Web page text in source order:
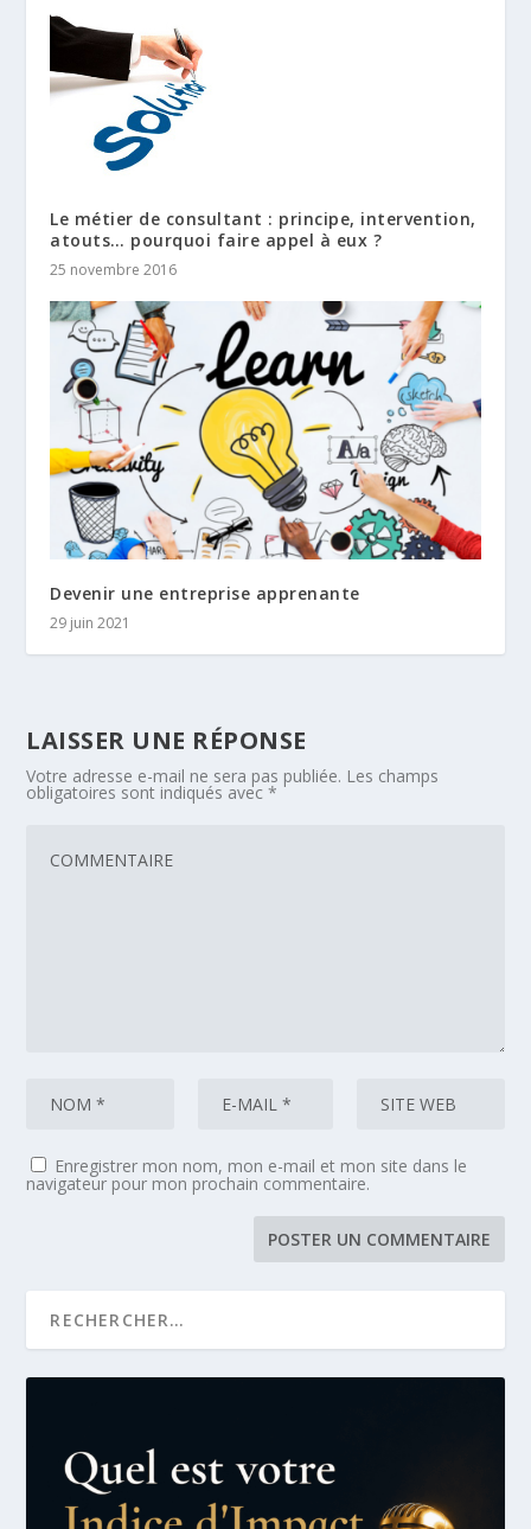
Le métier de consultant : principe, intervention,
atouts… pourquoi faire appel à eux ?
25 novembre 2016
Devenir une entreprise apprenante
29 juin 2021
LAISSER UNE RÉPONSE
Votre adresse e-mail ne sera pas publiée. Les champs
obligatoires sont indiqués avec*
Enregistrer mon nom, mon e-mail et mon site dans le
navigateur pour mon prochain commentaire.